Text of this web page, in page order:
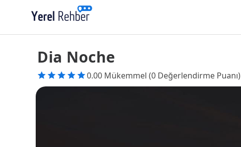
Dia Noche
0.00 Mükemmel (0 Değerlendirme Puanı)